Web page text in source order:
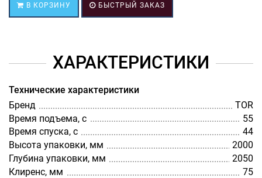
В КОРЗИНУ БЫСТРЫЙ ЗАКАЗ
ХАРАКТЕРИСТИКИ
Технические характеристики
Бренд
TOR
Время подъема, с
55
Время спуска, с
44
Высота упаковки, мм
2000
Глубина упаковки, мм
2050
Клиренс, мм
75